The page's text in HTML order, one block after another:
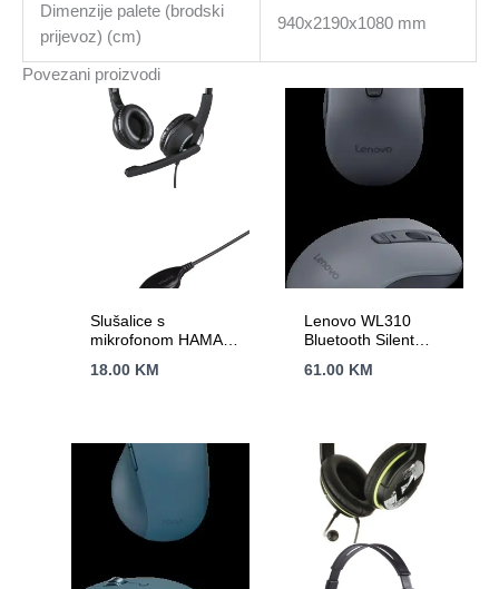
Dimenzije palete (brodski
prijevoz) (cm)
940x2190x1080 mm
Povezani proizvodi
Slušalice s
mikrofonom HAMA
18.00 KM
Lenovo WL310
Bluetooth Silent
61.00 KM